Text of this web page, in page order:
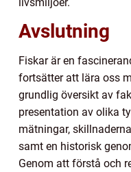
Avslutning
Fiskar är en
fortsätter att lära oss
grundlig översikt av
presentation av olika
mätningar,
samt en historisk
Genom att förstå och